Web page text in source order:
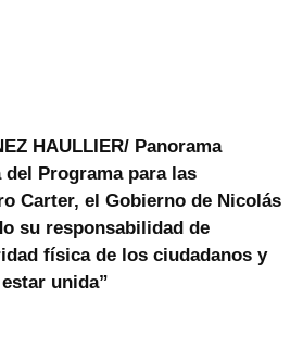
HAULLIER/ Panorama
Programa para las
Carter, el Gobierno de Nicolás
su responsabilidad de
física de los ciudadanos y
unida”